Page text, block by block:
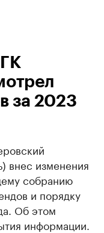
за 2023
внес изменения
собранию
и порядку
Об этом
информации.